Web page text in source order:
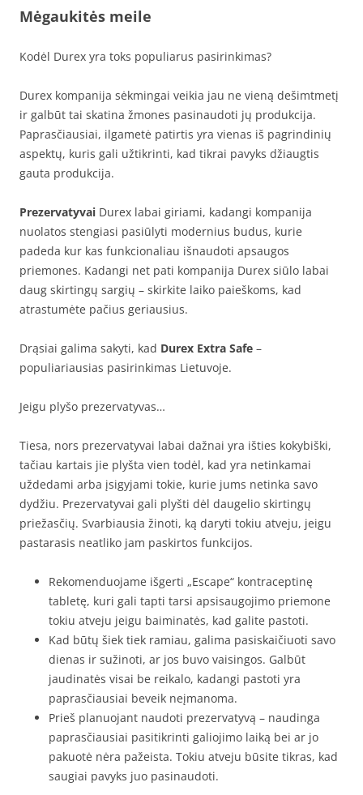
Mėgaukitės meile
Kodėl Durex yra toks populiarus pasirinkimas?
Durex kompanija sėkmingai veikia jau ne vieną dešimtmetį
ir galbūt tai skatina žmones pasinaudoti jų produkcija.
Paprasčiausiai, ilgametė patirtis yra vienas iš pagrindinių
aspektų, kuris gali užtikrinti, kad tikrai pavyks džiaugtis
gauta produkcija.
Prezervatyvai Durex labai giriami, kadangi kompanija
nuolatos stengiasi pasiūlyti modernius budus, kurie
padeda kur kas funkcionaliau išnaudoti apsaugos
priemones. Kadangi net pati kompanija Durex siūlo labai
daug skirtingų sargių – skirkite laiko paieškoms, kad
atrastumėte pačius geriausius.
Drąsiai galima sakyti, kad Durex Extra Safe –
populiariausias pasirinkimas Lietuvoje.
Jeigu plyšo prezervatyvas…
Tiesa, nors prezervatyvai labai dažnai yra išties kokybiški,
tačiau kartais jie plyšta vien todėl, kad yra netinkamai
uždedami arba įsigyjami tokie, kurie jums netinka savo
dydžiu. Prezervatyvai gali plyšti dėl daugelio skirtingų
priežasčių. Svarbiausia žinoti, ką daryti tokiu atveju, jeigu
pastarasis neatliko jam paskirtos funkcijos.
Rekomenduojame išgerti „Escape“ kontraceptinę
tabletę, kuri gali tapti tarsi apsisaugojimo priemone
tokiu atveju jeigu baiminatės, kad galite pastoti.
Kad būtų šiek tiek ramiau, galima pasiskaičiuoti savo
dienas ir sužinoti, ar jos buvo vaisingos. Galbūt
jaudinatės visai be reikalo, kadangi pastoti yra
paprasčiausiai beveik neįmanoma.
Prieš planuojant naudoti prezervatyvą – naudinga
paprasčiausiai pasitikrinti galiojimo laiką bei ar jo
pakuotė nėra pažeista. Tokiu atveju būsite tikras, kad
saugiai pavyks juo pasinaudoti.